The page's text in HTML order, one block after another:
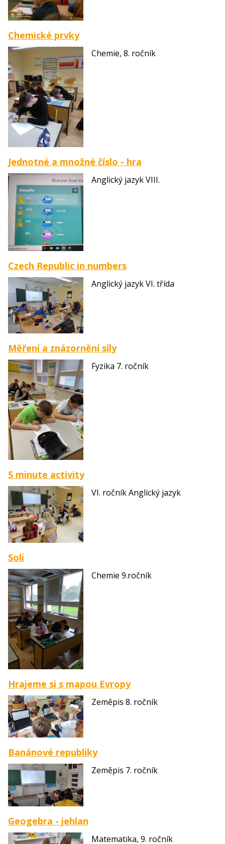
Chemické prvky
Chemie, 8. ročník
Jednotné a množné číslo - hra
Anglický jazyk VIII.
Czech Republic in numbers
Anglický jazyk VI. třída
Měření a znázornění síly
Fyzika 7. ročník
5 minute activity
VI. ročník Anglický jazyk
Soli
Chemie 9.ročník
Hrajeme si s mapou Evropy
Zeměpis 8. ročník
Banánové republiky
Zeměpis 7. ročník
Geogebra - jehlan
Matematika, 9. ročník